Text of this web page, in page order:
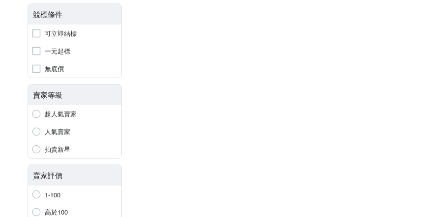
競標條件
可立即結標
一元起標
無底價
賣家等級
超人氣賣家
人氣賣家
拍賣新星
賣家評價
1-100
高於100